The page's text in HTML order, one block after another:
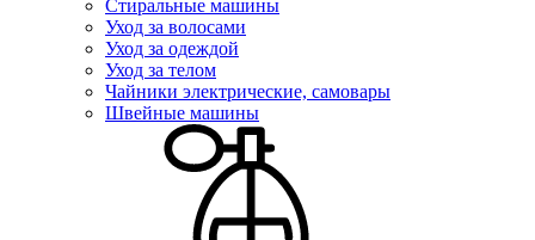
Стиральные машины
Уход за волосами
Уход за одеждой
Уход за телом
Чайники электрические, самовары
Швейные машины